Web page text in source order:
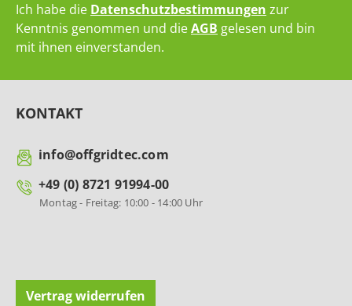
Ich habe die Datenschutzbestimmungen zur
Kenntnis genommen und dieAGB gelesen und bin
mit ihnen einverstanden.
KONTAKT
info@offgridtec.com
+49 (0) 8721 91994-00
Montag - Freitag: 10:00 - 14:00 Uhr
Vertrag widerrufen